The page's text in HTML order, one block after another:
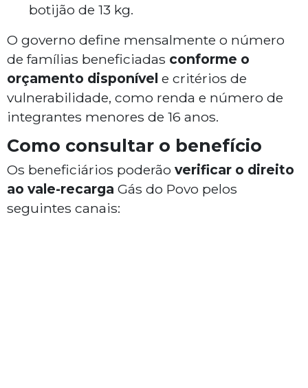
botijão de 13 kg.
O governo define mensalmente o número
de famílias beneficiadas conforme o
orçamento disponível e critérios de
vulnerabilidade, como renda e número de
integrantes menores de 16 anos.
Como consultar o benefício
Os beneficiários poderão verificar o direito
ao vale-recarga Gás do Povo pelos
seguintes canais: